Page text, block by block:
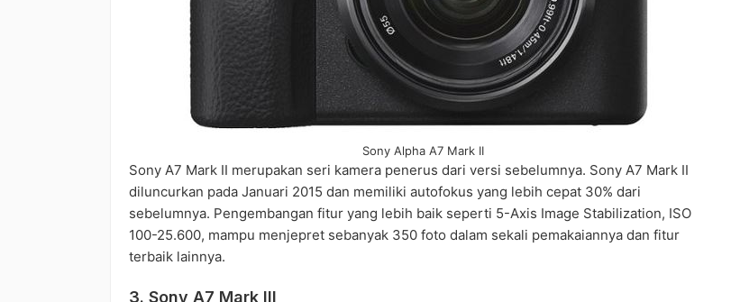
Sony Alpha A7 Mark II
Sony A7 Mark II merupakan seri kamera penerus dari versi sebelumnya. Sony A7 Mark II
diluncurkan pada Januari 2015 dan memiliki autofokus yang lebih cepat 30% dari
sebelumnya. Pengembangan fitur yang lebih baik seperti 5-Axis Image Stabilization, ISO
100-25.600, mampu menjepret sebanyak 350 foto dalam sekali pemakaiannya dan fitur
terbaik lainnya.
3. Sony A7 Mark III